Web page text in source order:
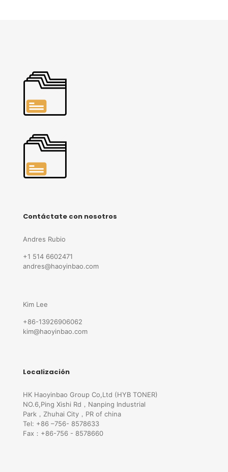
Contáctate con nosotros
Andres Rubio
+1 514 6602471
andres@haoyinbao.com
Kim Lee
+86-13926906062
kim@haoyinbao.com
Localización
HK Haoyinbao Group Co,Ltd (HYB TONER)
NO.6,Ping Xishi Rd，Nanping Industrial
Park，Zhuhai City，PR of china
Tel: +86 –756- 8578633
Fax：+86-756 - 8578660